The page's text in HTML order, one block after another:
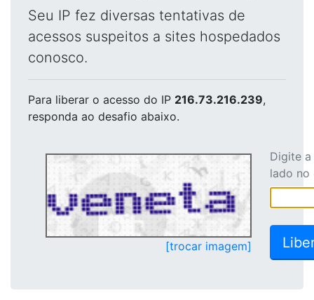
Seu IP fez diversas tentativas de
acessos suspeitos a sites hospedados
conosco.
Para liberar o acesso do IP 216.73.216.239,
responda ao desafio abaixo.
[trocar imagem]
Digite
lado no